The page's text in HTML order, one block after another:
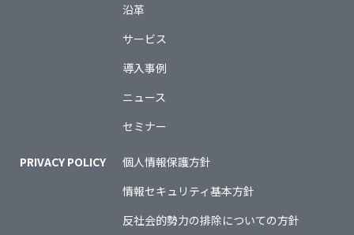
沿革
サービス
導入事例
ニュース
セミナー
PRIVACY POLICY
個人情報保護方針
情報セキュリティ基本方針
反社会的勢力の排除についての方針